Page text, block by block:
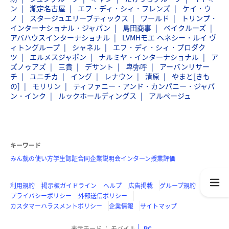
ン
瀧定名古屋 エフ・ディ・シィ・フレンズ
ケイ・ウ
ノ
スタージュエリーブティックス ワールド
トリンプ・
インターナショナル・ジャパン
島田商事
ベイクルーズ
アバハウスインターナショナル
LVMHモエ ヘネシー・ルイ ヴ
ィトングループ
シャネル
エフ・ディ・シィ・プロダク
ツ
エルメスジャポン ナルミヤ・インターナショナル
ア
ズノゥアズ
三貴 デサント 卑弥呼
アーバンリサー
チ
ユニチカ イング レナウン 清原
やまと[きも
の]
モリリン
ティファニー・アンド・カンパニー・ジャパ
ン・インク
ルックホールディングス アルページュ
キーワード
みん就の使い方学生認証合同企業説明会インターン授業評価
利用規約 掲示板ガイドライン ヘルプ 広告掲載
グループ規約
プライバシーポリシー
外部送信ポリシー
カスタマーハラスメントポリシー
企業情報 サイトマップ